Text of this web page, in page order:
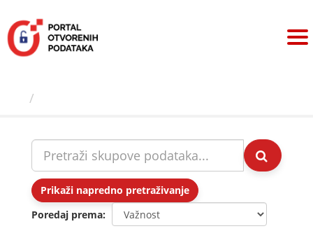
sadržaj
Prikaži napredno pretraživanje
Poredaj prema